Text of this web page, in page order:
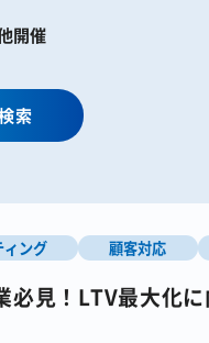
開催
索
ィング 顧客対応
必見！LTV最大化